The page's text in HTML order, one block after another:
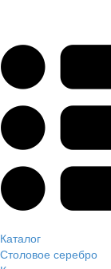
Каталог
Столовое серебро